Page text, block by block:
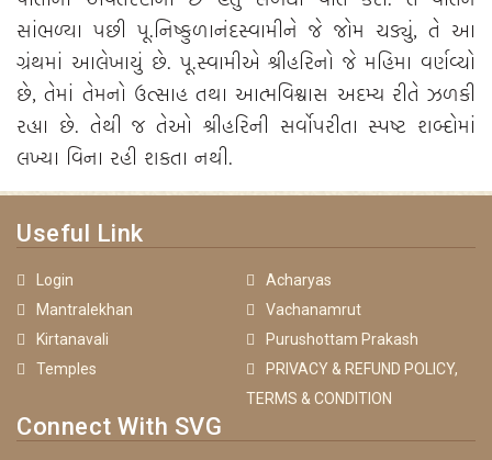
સાંભળ્યા પછી પૂ.નિષ્કુળાનંદસ્વામીને જે જોમ ચડ્યું, તે આ
ગ્રંથમાં આલેખાયું છે. પૂ.સ્વામીએ શ્રીહરિનો જે મહિમા વર્ણવ્યો
છે, તેમાં તેમનો ઉત્સાહ તથા આત્મવિશ્વાસ અદમ્ય રીતે ઝળકી
રહ્યા છે. તેથી જ તેઓ શ્રીહરિની સર્વોપરીતા સ્પષ્ટ શબ્દોમાં
લખ્યા વિના રહી શકતા નથી.
Useful Link
Login
Acharyas
Mantralekhan
Vachanamrut
Kirtanavali
Purushottam Prakash
Temples
PRIVACY & REFUND POLICY,
TERMS & CONDITION
Connect With SVG